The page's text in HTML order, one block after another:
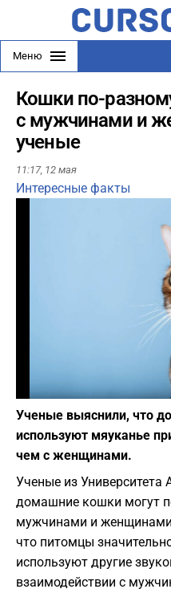
Меню
Кошки по-
с мужчинами и
ученые
11:17, 12 мая
Интересные факты
Ученые выяснили, что
используют мяуканье
чем с женщинами.
Ученые из Университета
домашние кошки могут
мужчинами и
что питомцы
используют другие
взаимодействии с